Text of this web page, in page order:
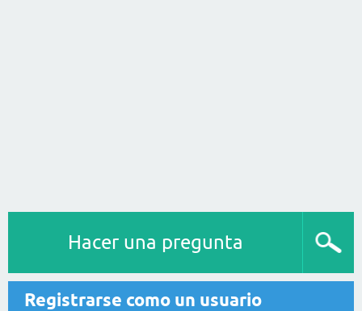
Hacer una pregunta
Registrarse como un usuario